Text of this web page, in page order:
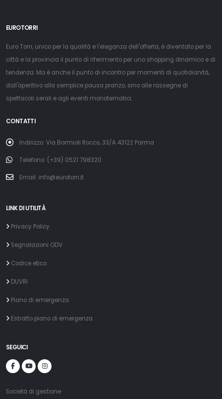
EUROTORRI
Euro Torri, unico per la qualità e l'eleganza dell'offerta, è diventato per la
città e la provincia il punto di riferimento per uno shopping dinamico e di
tendenza. Ma è anche il punto di incontro per momenti di quotidianità,
dall'aperitivo alla semplice pausa pranzo, sino alle rassegne di
spettacoli serali e agli eventi monotematici.
CONTATTI
Indirizzo: Via Bormioli Rocco, 33/A 43122 Parma
Telefono: (+39) 0521 798320
Email: info@eurotorri.it
LINK DI UTILITÀ
Privacy Policy
Segnalazioni ODV
Codice etico
DUVRI
Piano di emergenza
Estratto piano di emergenza
SEGUICI
Società di gestione